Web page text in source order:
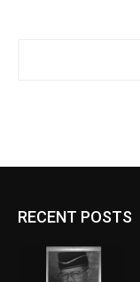
RECENT POSTS